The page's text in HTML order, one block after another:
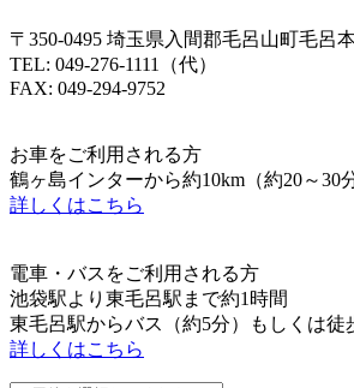
〒350-0495 埼玉県入間郡毛呂山町毛呂
TEL: 049-276-1111（代）
FAX: 049-294-9752
お車をご利用される方
鶴ヶ島インターから約10km（約20～30
詳しくはこちら
電車・バスをご利用される方
池袋駅より東毛呂駅まで約1時間
東毛呂駅からバス（約5分）もしくは徒
詳しくはこちら